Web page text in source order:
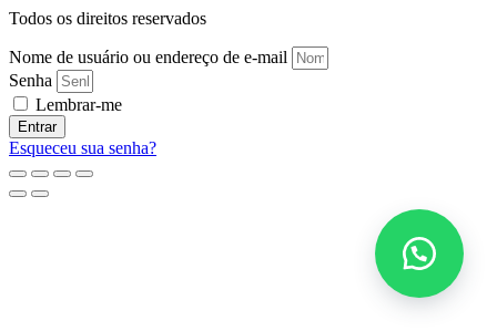
Todos os direitos reservados
Nome de usuário ou endereço de e-mail
Senha
Lembrar-me
Entrar
Esqueceu sua senha?